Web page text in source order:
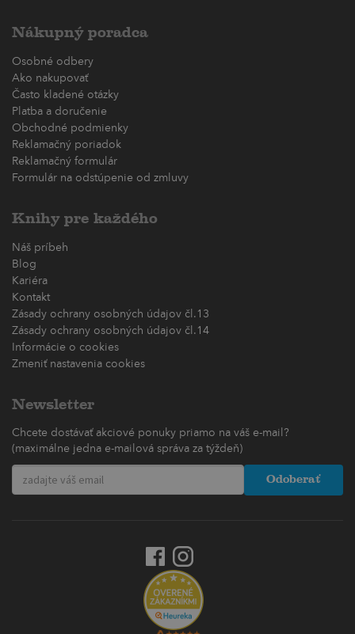
Nákupný poradca
Osobné odbery
Ako nakupovať
Často kladené otázky
Platba a doručenie
Obchodné podmienky
Reklamačný poriadok
Reklamačný formulár
Formulár na odstúpenie od zmluvy
Knihy pre každého
Náš príbeh
Blog
Kariéra
Kontakt
Zásady ochrany osobných údajov čl.13
Zásady ochrany osobných údajov čl.14
Informácie o cookies
Zmeniť nastavenia cookies
Newsletter
Chcete dostávať akciové ponuky priamo na váš e-mail?
(maximálne jedna e-mailová správa za týždeň)
Odoberať